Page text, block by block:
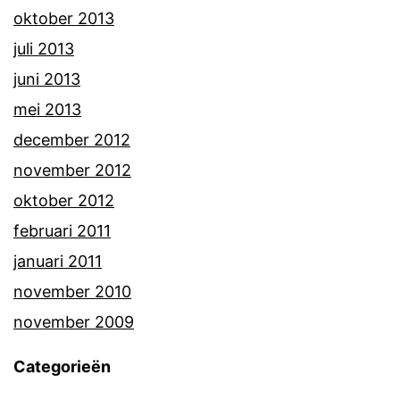
oktober 2013
juli 2013
juni 2013
mei 2013
december 2012
november 2012
oktober 2012
februari 2011
januari 2011
november 2010
november 2009
Categorieën